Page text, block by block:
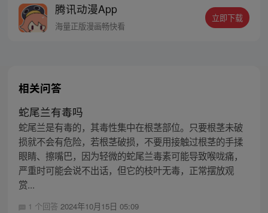
腾讯动漫App
海量正版漫画畅快看
立即下载
相关问答
蛇尾兰有毒吗
蛇尾兰是有毒的，其毒性集中在根茎部位。只要根茎未破
损就不会有危险，若根茎破损，不要用接触过根茎的手揉
眼睛、擦嘴巴，因为轻微的蛇尾兰毒素可能导致喉咙痛，
严重时可能会说不出话，但它的枝叶无毒，正常摆放观
赏...
1 个回答 2024年10月15日 05:09